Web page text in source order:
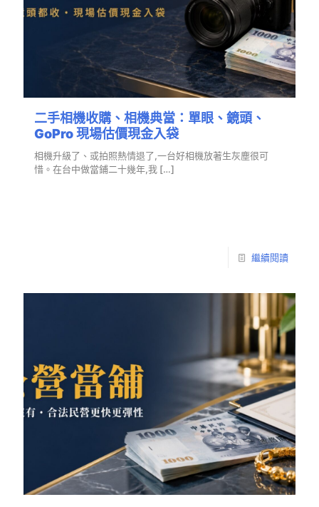
二手相機收購、相機典當：單眼、鏡頭、
GoPro 現場估價現金入袋
相機升級了、或拍照熱情退了,一台好相機放著生灰塵很可
惜。在台中做當鋪二十幾年,我 […]
繼續閱讀